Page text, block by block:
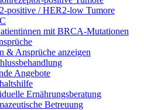
positive / HER2-low Tumore
mit BRCA-Mutationen
& Ansprüche anzeigen
Angebote
Ernährungsberatung
Betreuung